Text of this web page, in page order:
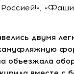
двумя
объезжала